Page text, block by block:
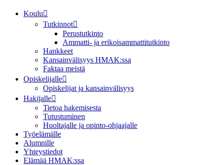
Koulu
Tutkinnot
Perustutkinto
Ammatti- ja erikoisammattitutkinto
Hankkeet
Kansainvälisyys HMAK:ssa
Faktaa meistä
Opiskelijalle
Opiskelijat ja kansainvälisyys
Hakijalle
Tietoa hakemisesta
Tutustuminen
Huoltajalle ja opinto-ohjaajalle
Työelämälle
Alumnille
Yhteystiedot
Elämää HMAK:ssa